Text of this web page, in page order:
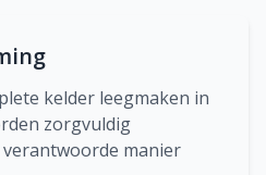
kelder leegmaken in
zorgvuldig
manier